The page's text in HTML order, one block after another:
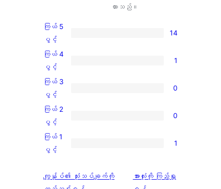
ထားသည်။
ကြယ်
5
ပွင့်
အဆင့်
သုံးသပ်
14
စောင်
ကြယ် 5
ပွင့်
14
ကြယ်
4
ပွင့်
အဆင့်
သုံးသပ်
1
စောင်
ကြယ် 4
ပွင့်
1
ကြယ်
3
ပွင့်
အဆင့်
သုံးသပ်
ကြယ် 3
ပွင့်
0
ကြယ်
2
ပွင့်
သုံးသပ်
ချက်
ကြယ် 2
ပွင့်
0
ကြယ်
ပွင့်
အဆင့်
ကြယ် 1
ပွင့်
1
ကျွန်ုပ်၏ သုံးသပ်ချက်ကို
သုံးသပ်
အားလုံးကို ကြည့်ရှု